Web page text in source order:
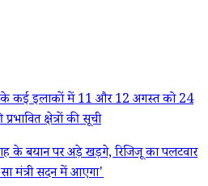
इलाकों में 11 और 12 अगस्त को 24
क्षेत्रों की सूची
बयान पर अड़े खड़गे, रिजिजू का पलटवार
मंत्री सदन में आएगा'